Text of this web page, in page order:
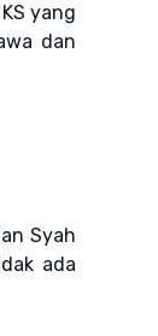
yang
dan
Syah
ada